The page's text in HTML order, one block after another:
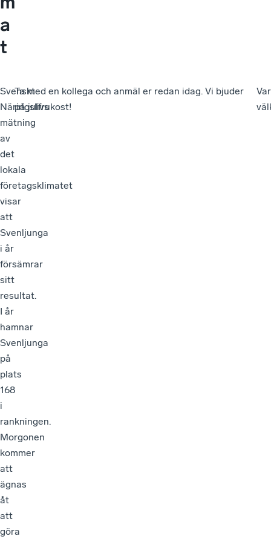
a
t
Svenskt
Näringslivs
mätning
av
det
lokala
företagsklimatet
visar
att
Svenljunga
i år
försämrar
sitt
resultat.
I år
hamnar
Svenljunga
på
plats
168
i
rankningen.
Morgonen
kommer
att
ägnas
åt
att
göra
Ta med en kollega och anmäl er redan idag. Vi bjuder
på julfrukost!